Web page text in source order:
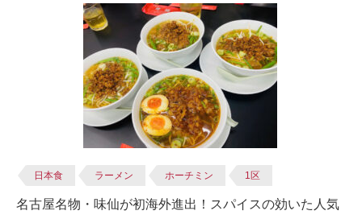
日本食 ラーメン ホーチミン 1区
名古屋名物・味仙が初海外進出！スパイスの効いた人気